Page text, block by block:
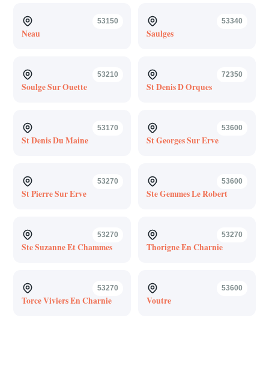
53150
Neau
53340
Saulges
53210
Soulge Sur Ouette
72350
St Denis D Orques
53170
St Denis Du Maine
53600
St Georges Sur Erve
53270
St Pierre Sur Erve
53600
Ste Gemmes Le Robert
53270
Ste Suzanne Et Chammes
53270
Thorigne En Charnie
53270
Torce Viviers En Charnie
53600
Voutre